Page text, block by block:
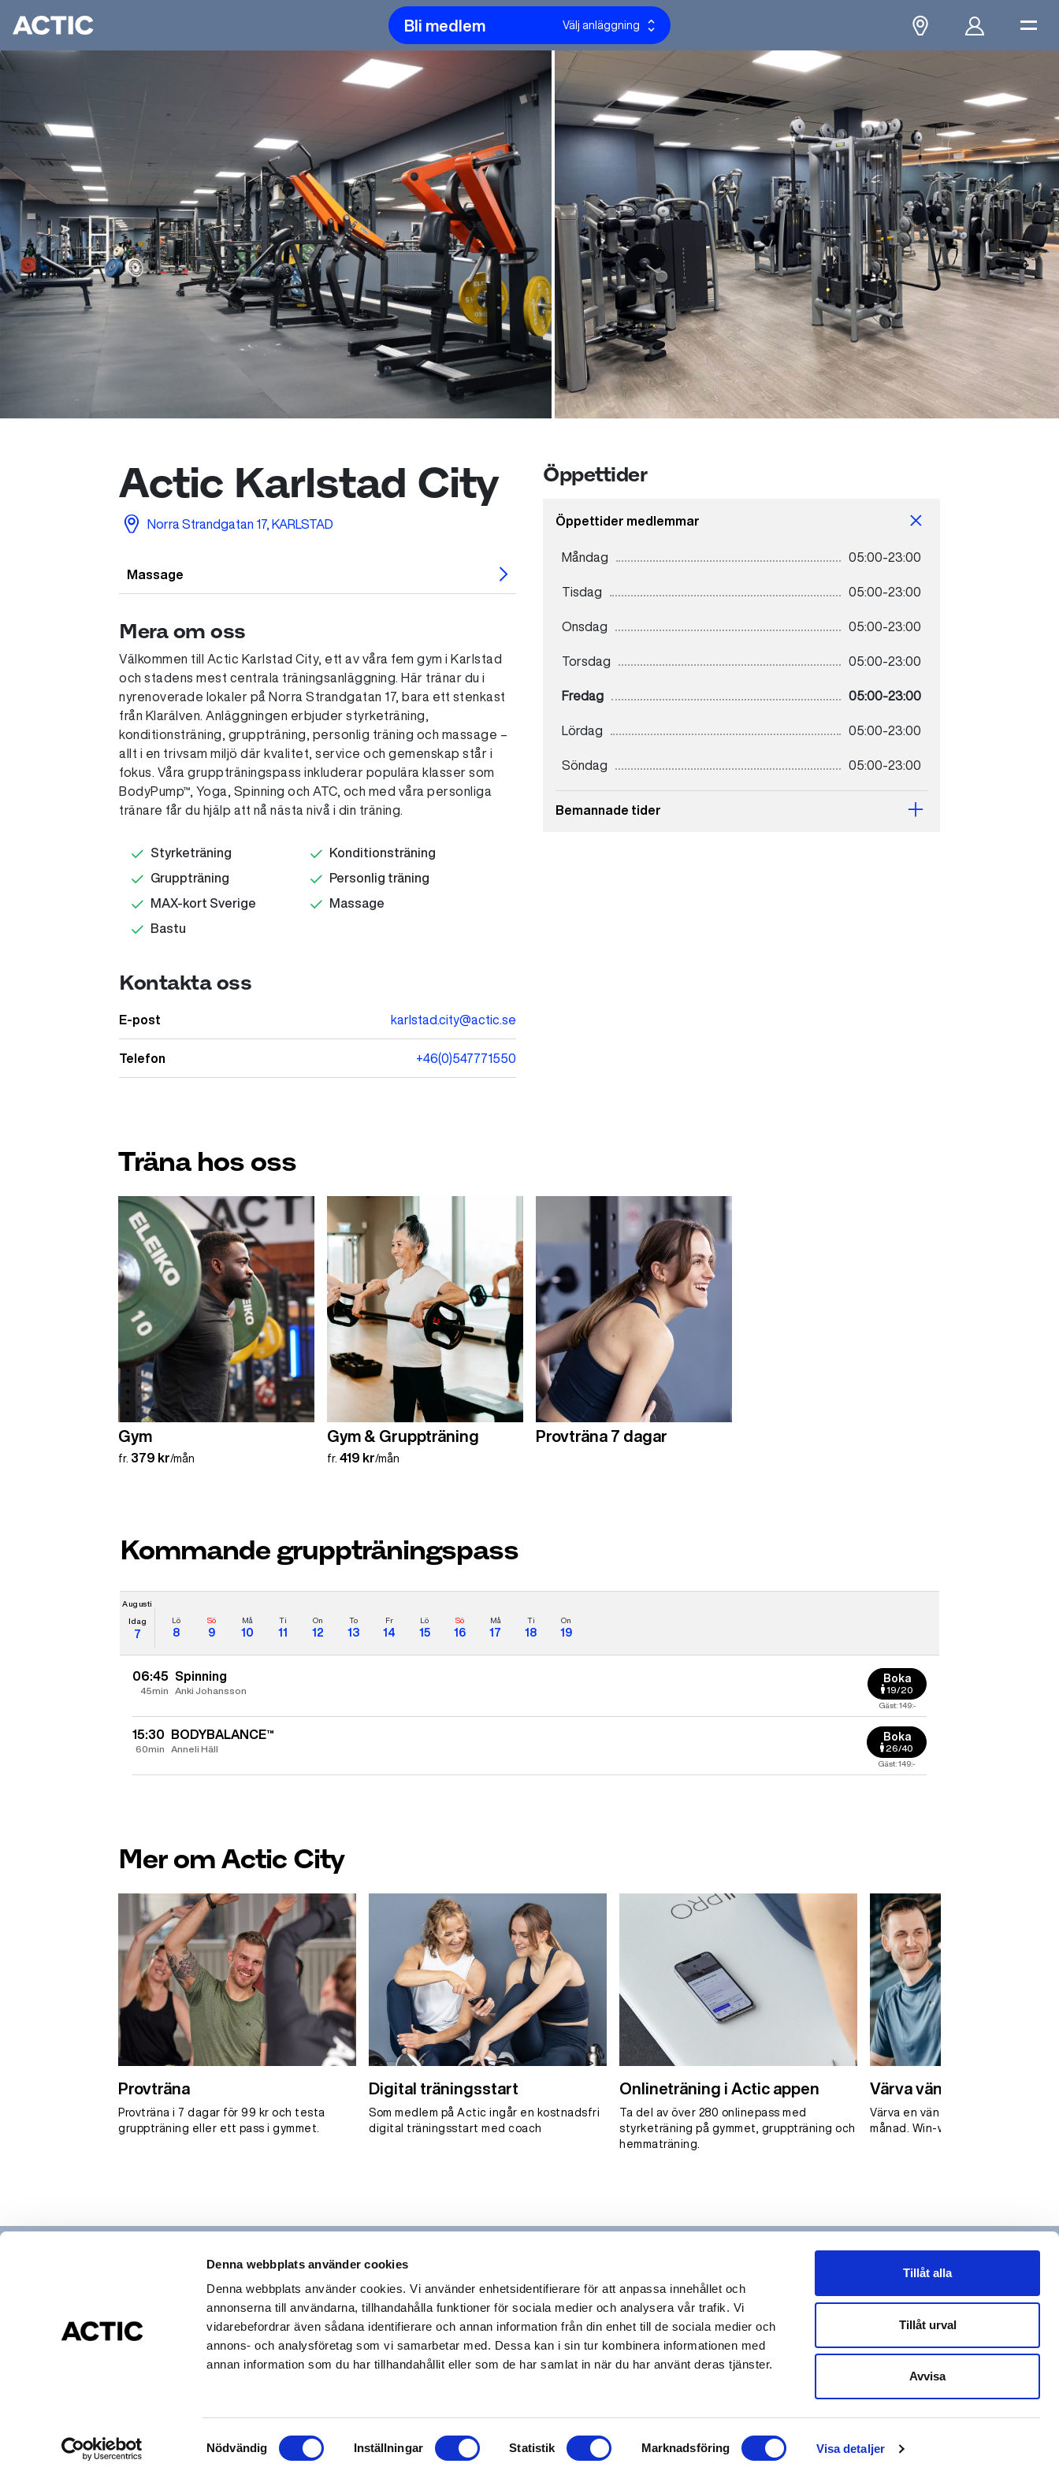
Denna webbplats använder cookies
Denna webbplats använder cookies. Vi använder enhetsidentifierare för att anpassa innehållet och
annonserna till användarna, tillhandahålla funktioner för sociala medier och analysera vår trafik. Vi
vidarebefordrar även sådana identifierare och annan information från din enhet till de sociala medier och
annons- och analysföretag som vi samarbetar med. Dessa kan i sin tur kombinera informationen med
annan information som du har tillhandahållit eller som de har samlat in när du har använt deras tjänster.
Samtyckesval
Nödvändig Inställningar Statistik Marknadsföring Visa detaljer
Tillåt alla
Tillåt urval
Avvisa
Bli medlem Välj anläggning
Actic Karlstad City
Norra Strandgatan 17, KARLSTAD
Massage
Mera om oss
Välkommen till Actic Karlstad City, ett av våra fem gym i Karlstad
och stadens mest centrala träningsanläggning. Här tränar du i
nyrenoverade lokaler på Norra Strandgatan 17, bara ett stenkast
från Klarälven. Anläggningen erbjuder styrketräning,
konditionsträning, gruppträning, personlig träning och massage –
allt i en trivsam miljö där kvalitet, service och gemenskap står i
fokus. Våra gruppträningspass inkluderar populära klasser som
BodyPump™, Yoga, Spinning och ATC, och med våra personliga
tränare får du hjälp att nå nästa nivå i din träning.
Styrketräning
Konditionsträning
Gruppträning
Personlig träning
MAX-kort Sverige
Massage
Bastu
Kontakta oss
E-post karlstad.city@actic.se
Telefon +46(0)547771550
Öppettider
Öppettider medlemmar
Måndag 05:00-23:00
Tisdag 05:00-23:00
Onsdag 05:00-23:00
Torsdag 05:00-23:00
Fredag 05:00-23:00
Lördag 05:00-23:00
Söndag 05:00-23:00
Bemannade tider
Träna hos oss
Gym
fr. 379 kr/mån
Gym & Gruppträning
fr. 419 kr/mån
Provträna 7 dagar
Kommande gruppträningspass
Augusti
Idag
7
Lö
8
Sö
9
Må
10
Ti
11
On
12
To
13
Fr
14
Lö
15
Sö
16
Må
17
Ti
18
On
19
06:45
45min
Spinning
Anki Johansson
Boka
19/20
Gäst: 149:-
15:30
60min
BODYBALANCE™
Anneli Häll
Boka
26/40
Gäst: 149:-
Mer om Actic City
Provträna
Provträna i 7 dagar för 99 kr och testa
gruppträning eller ett pass i gymmet.
Digital träningsstart
Som medlem på Actic ingår en kostnadsfri
digital träningsstart med coach
Onlineträning i Actic appen
Ta del av över 280 onlinepass med
styrketräning på gymmet, gruppträning och
hemmaträning.
Värva vän – få en fri
Värva en vän och bli själv belönad
månad. Win-win!
Hitta gym & bad
Actic app
Medlemsservice
Cookies och Personuppgifter
Drottning Kristinas Esplanad 2, 170 67 Solna